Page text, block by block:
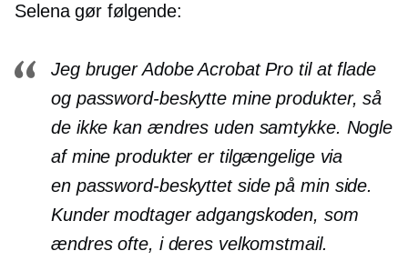
Selena gør følgende:
Jeg bruger Adobe Acrobat Pro til at flade
og password-beskytte mine produkter, så
de ikke kan ændres uden samtykke. Nogle
af mine produkter er tilgængelige via
en password-beskyttetside på min side.
Kunder modtager adgangskoden, som
ændres ofte, i deres velkomstmail.